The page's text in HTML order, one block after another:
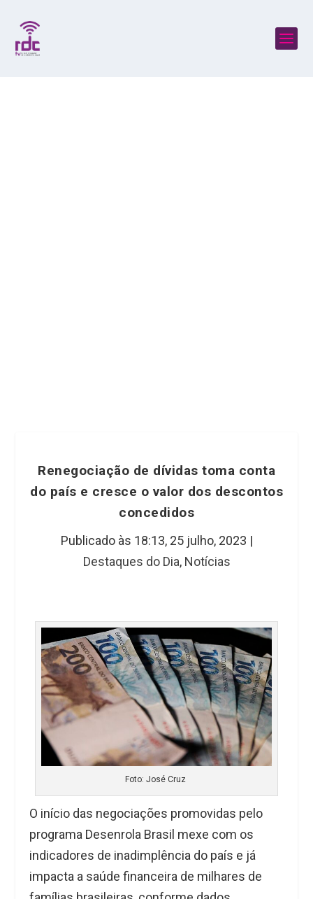
Renegociação de dívidas toma conta
do país e cresce o valor dos descontos
concedidos
Publicado às 18:13, 25 julho, 2023 |
Destaques do Dia, Notícias
Foto: José Cruz
O início das negociações promovidas pelo
programa Desenrola Brasil mexe com os
indicadores de inadimplência do país e já
impacta a saúde financeira de milhares de